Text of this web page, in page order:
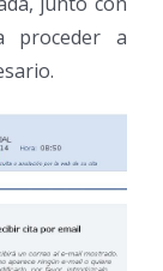
proceder a